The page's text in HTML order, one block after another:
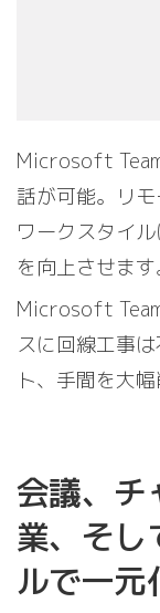
Microsoft
話が可能。リ
ワークスタイ
を向上させます
Microsoft
スに回線工事
ト、手間を大幅
会議、チ
業、そし
ルで一元